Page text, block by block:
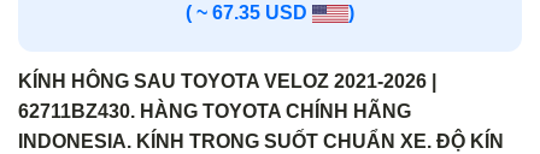
( ~ 67.35 USD )
KÍNH HÔNG SAU TOYOTA VELOZ 2021-2026 |
62711BZ430. HÀNG TOYOTA CHÍNH HÃNG
INDONESIA. KÍNH TRONG SUỐT CHUẨN XE. ĐỘ KÍN